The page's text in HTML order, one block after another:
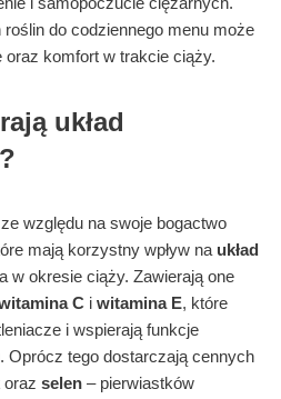
do codziennego menu może
komfort w trakcie ciąży.
układ
względu na swoje bogactwo
mają korzystny wpływ na układ
w okresie ciąży. Zawierają one
C i witamina E, które
i wspierają funkcje
Oprócz tego dostarczają cennych
oraz selen – pierwiastków